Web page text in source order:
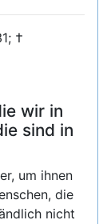
†
wir in
sind in
um ihnen
die
nicht